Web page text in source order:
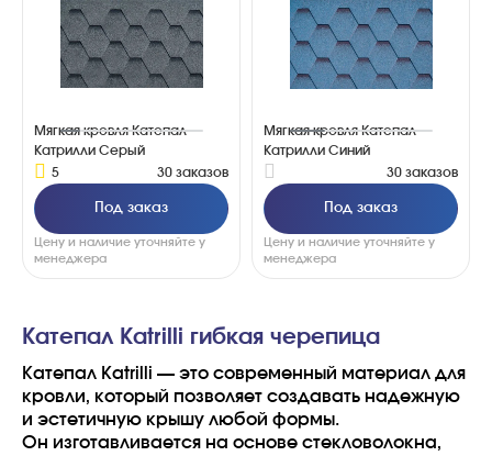
Мягкая кровля Катепал
Катрилли Серый
5
30 заказов
Под заказ
Цену и наличие уточняйте у
менеджера
Мягкая кровля Катепал
Катрилли Синий
30 заказов
Под заказ
Цену и наличие уточняйте у
менеджера
Катепал Katrilli гибкая черепица
Катепал Katrilli — это современный материал для
кровли, который позволяет создавать надежную
и эстетичную крышу любой формы.
Он изготавливается на основе стекловолокна,